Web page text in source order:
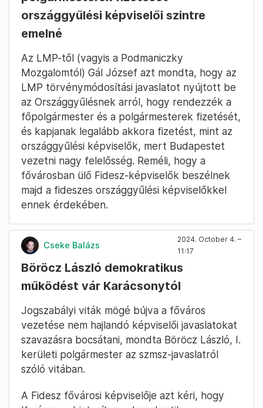
országgyűlési képviselői szintre
emelné
Az LMP-től (vagyis a Podmaniczky
Mozgalomtól) Gál József azt mondta, hogy az
LMP törvénymódosítási javaslatot nyújtott be
az Országgyűlésnek arról, hogy rendezzék a
főpolgármester és a polgármesterek fizetését,
és kapjanak legalább akkora fizetést, mint az
országgyűlési képviselők, mert Budapestet
vezetni nagy felelősség. Reméli, hogy a
fővárosban ülő Fidesz-képviselők beszélnek
majd a fideszes országgyűlési képviselőkkel
ennek érdekében.
Cseke Balázs
2024. October 4. –
11:17
Böröcz László demokratikus
működést vár Karácsonytól
Jogszabályi viták mögé bújva a főváros
vezetése nem hajlandó képviselői javaslatokat
szavazásra bocsátani, mondta Böröcz László, I.
kerületi polgármester az szmsz-javaslatról
szóló vitában.
A Fidesz fővárosi képviselője azt kéri, hogy